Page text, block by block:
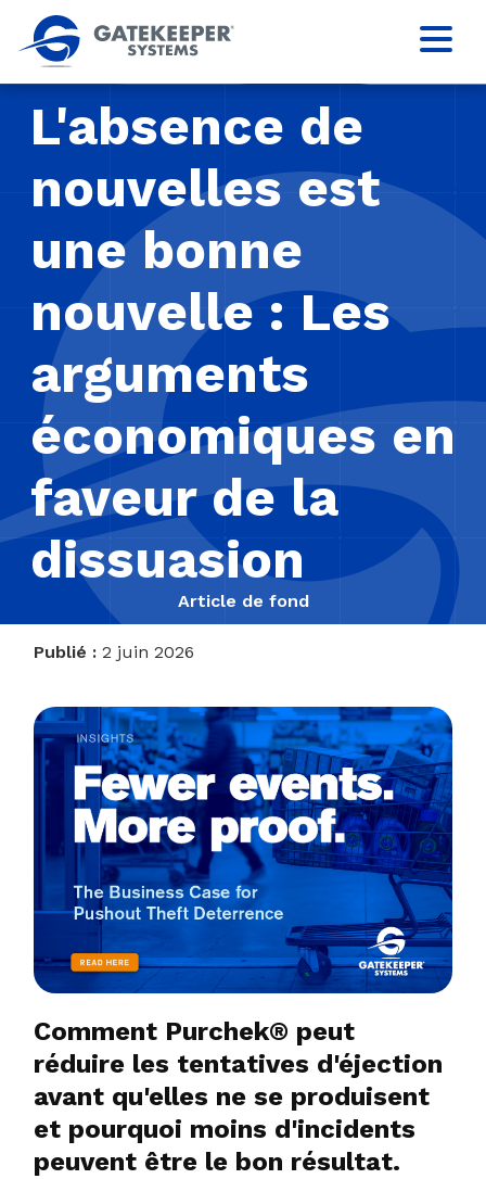
L'absence de
nouvelles est
une bonne
nouvelle : Les
arguments
économiques en
faveur de la
dissuasion
Article de fond
Publié : 2 juin 2026
Comment Purchek® peut
réduire les tentatives d'éjection
avant qu'elles ne se produisent
et pourquoi moins d'incidents
peuvent être le bon résultat.